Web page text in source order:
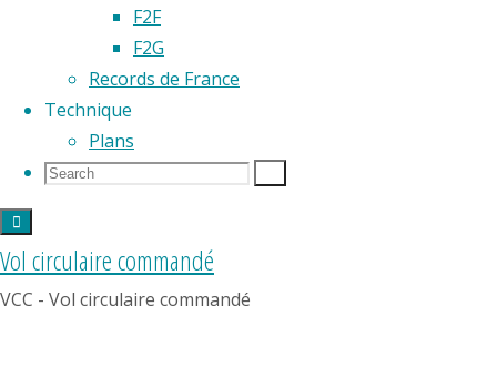
F2F
F2G
Records de France
Technique
Plans
Search
Search
Vol circulaire commandé
VCC - Vol circulaire commandé